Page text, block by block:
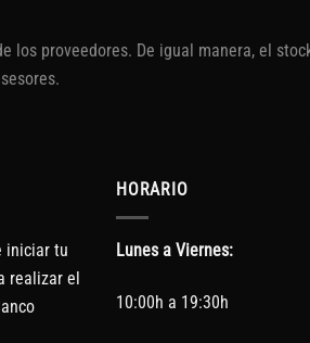
proveedores. De igual manera, el
iniciar tu
realizar el
HORARIO
Lunes a Viernes:
10:00h a 19:30h